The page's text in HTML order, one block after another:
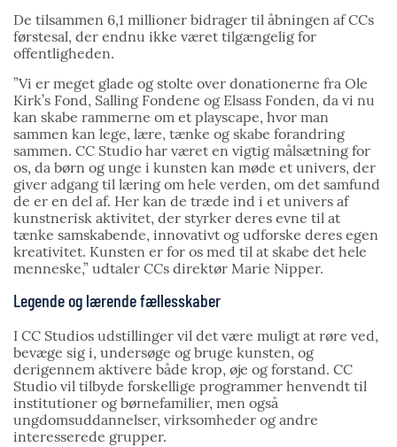
De tilsammen 6,1 millioner bidrager til åbningen af CCs
førstesal, der endnu ikke været tilgængelig for
offentligheden.
”Vi er meget glade og stolte over donationerne fra Ole
Kirk’s Fond, Salling Fondene og Elsass Fonden, da vi nu
kan skabe rammerne om et playscape, hvor man
sammen kan lege, lære, tænke og skabe forandring
sammen. CC Studio har været en vigtig målsætning for
os, da børn og unge i kunsten kan møde et univers, der
giver adgang til læring om hele verden, om det samfund
de er en del af. Her kan de træde ind i et univers af
kunstnerisk aktivitet, der styrker deres evne til at
tænke samskabende, innovativt og udforske deres egen
kreativitet. Kunsten er for os med til at skabe det hele
menneske,” udtaler CCs direktør Marie Nipper.
Legende og lærende fællesskaber
I CC Studios udstillinger vil det være muligt at røre ved,
bevæge sig i, undersøge og bruge kunsten, og
derigennem aktivere både krop, øje og forstand. CC
Studio vil tilbyde forskellige programmer henvendt til
institutioner og børnefamilier, men også
ungdomsuddannelser, virksomheder og andre
interesserede grupper.